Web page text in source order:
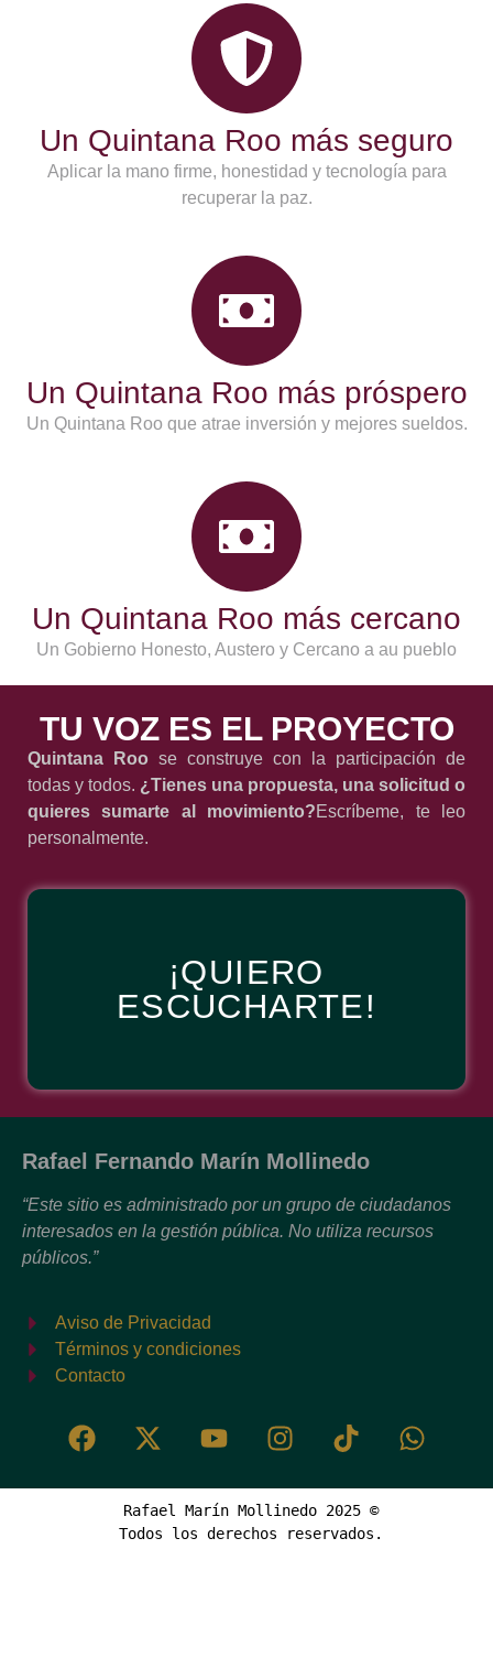
Un Quintana Roo más seguro
Aplicar la mano firme, honestidad y tecnología para
recuperar la paz.
Un Quintana Roo más próspero
Un Quintana Roo que atrae inversión y mejores sueldos.
Un Quintana Roo más cercano
Un Gobierno Honesto, Austero y Cercano a au pueblo
TU VOZ ES EL PROYECTO
Quintana Roo se construye con la participación de
todas y todos. ¿Tienes una propuesta, una solicitud o
quieres sumarte al movimiento?Escríbeme, te leo
personalmente.
¡QUIERO
ESCUCHARTE!
Rafael Fernando Marín Mollinedo
“Este sitio es administrado por un grupo de ciudadanos
interesados en la gestión pública. No utiliza recursos
públicos.”
Aviso de Privacidad
Términos y condiciones
Contacto
Rafael Marín Mollinedo 2025 ©
Todos los derechos reservados.